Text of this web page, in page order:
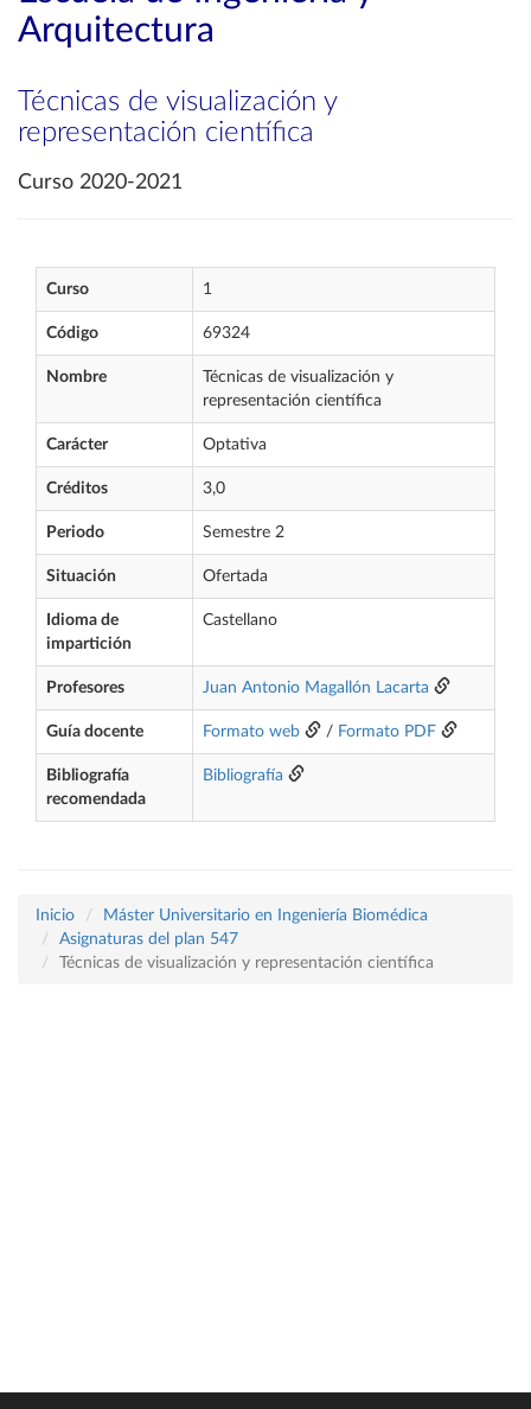
Arquitectura
Técnicas de visualización y
representación científica
Curso 2020-2021
Curso 1
Código 69324
Nombre
Técnicas de visualización y
representación científica
Carácter Optativa
Créditos 3,0
Periodo Semestre 2
Situación Ofertada
Idioma de
impartición
Castellano
Profesores Juan Antonio Magallón Lacarta
Guía docente Formato web / Formato PDF
Bibliografía
recomendada
Bibliografía
Inicio
Máster Universitario en Ingeniería Biomédica
Asignaturas del plan 547
Técnicas de visualización y representación científica